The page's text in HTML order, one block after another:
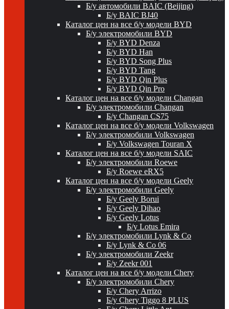
Б/у автомобили BAIC (Beijing)
Б/у BAIC BJ40
Каталог цен на все б/у модели BYD
Б/у электромобили BYD
Б/у BYD Denza
Б/у BYD Han
Б/у BYD Song Plus
Б/у BYD Tang
Б/у BYD Qin Plus
Б/у BYD Qin Pro
Каталог цен на все б/у модели Changan
Б/у электромобили Changan
Б/у Changan CS75
Каталог цен на все б/у модели Volkswagen
Б/у электромобили Volkswagen
Б/у Volkswagen Touran X
Каталог цен на все б/у модели SAIC
Б/у электромобили Roewe
Б/у Roewe eRX5
Каталог цен на все б/у модели Geely
Б/у электромобили Geely
Б/у Geely Borui
Б/у Geely Dihao
Б/у Geely Lotus
Б/у Lotus Emira
Б/у электромобили Lynk & Co
Б/у Lynk & Co 06
Б/у электромобили Zeekr
Б/у Zeekr 001
Каталог цен на все б/у модели Chery
Б/у электромобили Chery
Б/у Chery Arrizo
Б/у Chery Tiggo 8 PLUS